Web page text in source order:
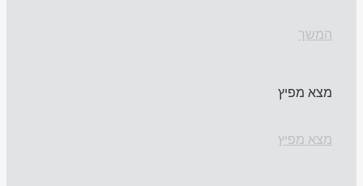
המשך
מצא מפיץ
מצא מפיץ